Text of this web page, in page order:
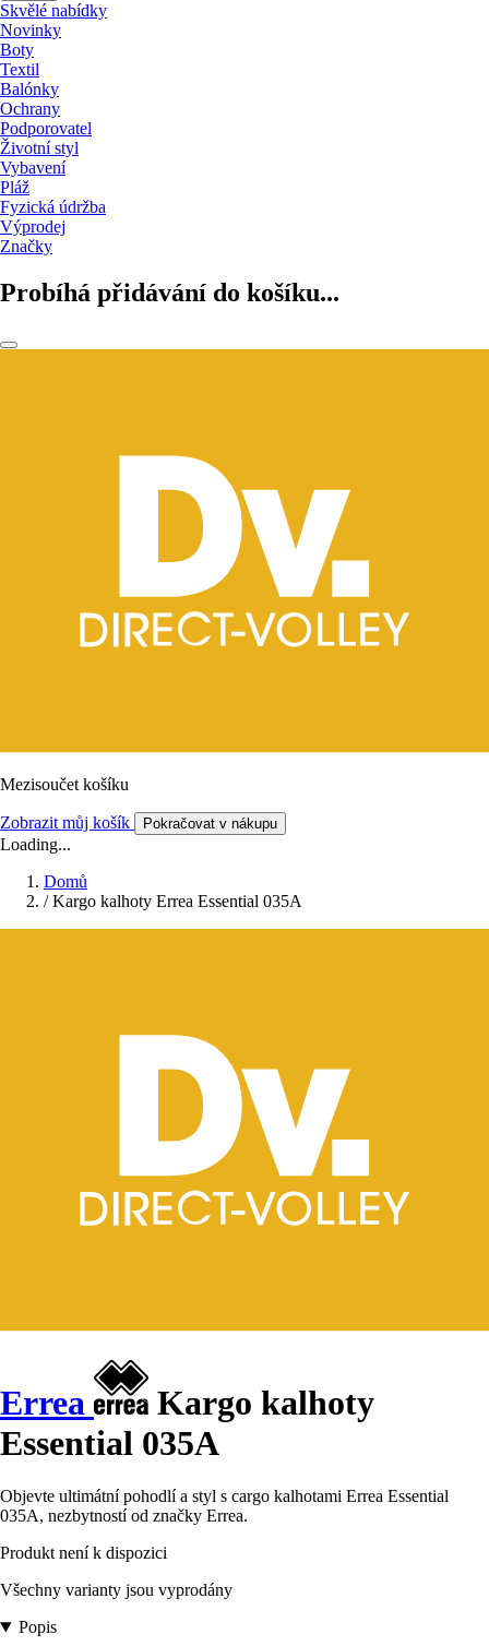
Skvělé nabídky
Novinky
Boty
Textil
Balónky
Ochrany
Podporovatel
Životní styl
Vybavení
Pláž
Fyzická údržba
Výprodej
Značky
Probíhá přidávání do košíku...
Mezisoučet košíku
Zobrazit můj košík Pokračovat v nákupu
Loading...
Domů
/ Kargo kalhoty Errea Essential 035A
Errea
Kargo kalhoty
Essential 035A
Objevte ultimátní pohodlí a styl s cargo kalhotami Errea Essential
035A, nezbytností od značky Errea.
Produkt není k dispozici
Všechny varianty jsou vyprodány
Popis